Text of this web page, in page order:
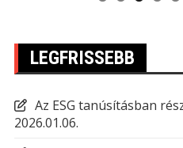
LEGFRISSEBB
Az ESG tanúsításban
2026.01.06.